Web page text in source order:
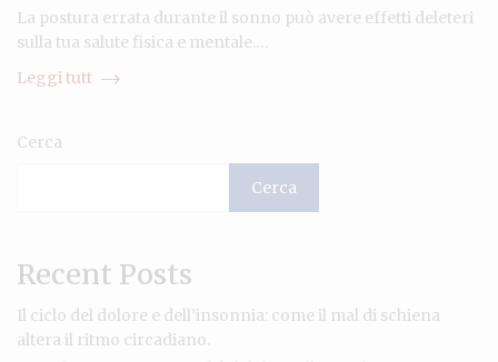
La postura errata durante il sonno può avere effetti deleteri
sulla tua salute fisica e mentale.…
Leggi tutt
Cerca
Cerca
Recent Posts
Il ciclo del dolore e dell’insonnia: come il mal di schiena
altera il ritmo circadiano.